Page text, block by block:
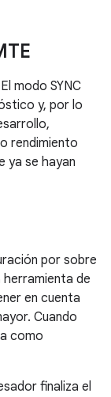
modo SYNC
y, por lo
rendimiento
ya se hayan
por sobre
herramienta de
en cuenta
Cuando
como
finaliza el